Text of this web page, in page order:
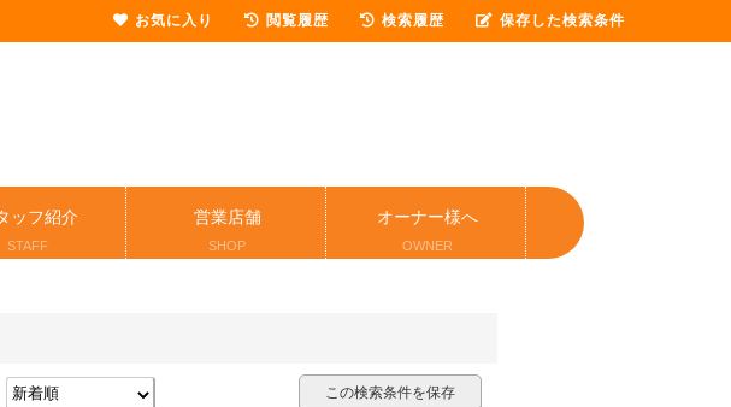
ッフ紹介
STAFF
営業店舗
SHOP
オーナー様へ
OWNER
この検索条件を保存
お気に入り 閲覧履歴 検索履歴 保存した検索条件